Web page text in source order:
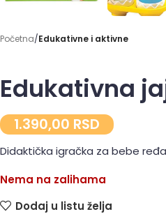
Početna Edukativne i aktivne
Edukativna
1.390,00 RSD
Didaktička igračka za bebe
Nema na zalihama
Dodaj u listu želja